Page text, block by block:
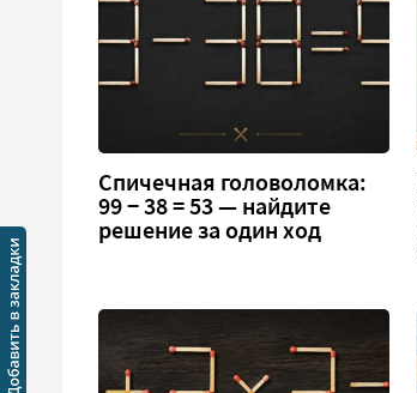
Спичечная головоломка:
99 − 38 = 53 — найдите
решение за один ход